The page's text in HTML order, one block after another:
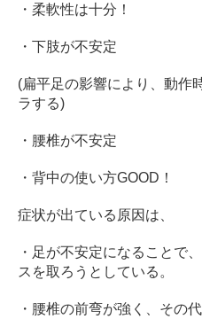
・柔軟性は十分！
・下肢が不安定
(扁平足の影響により、動作
ラする)
・腰椎が不安定
・背中の使い方GOOD！
症状が出ている原因は、
・足が不安定になることで
スを取ろうとしている。
・腰椎の前弯が強く、その